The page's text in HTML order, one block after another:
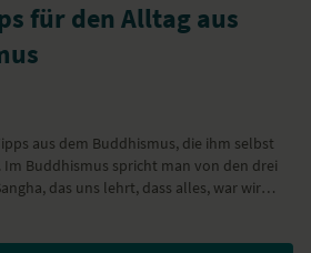
für den Alltag aus
aus dem Buddhismus, die ihm selbst
Buddhismus spricht man von den drei
das uns lehrt, dass alles, war wir
Gemeinschaft erlebbar ist.